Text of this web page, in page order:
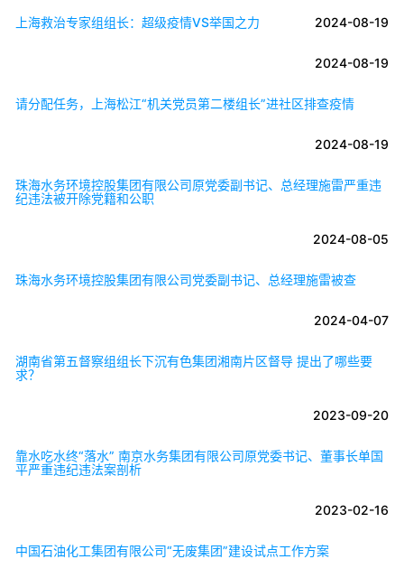
2024-08-19
上海救治专家组组长：超级疫情VS举国之力
2024-08-19
请分配任务，上海松江“机关党员第二楼组长”进社区排查疫情
2024-08-19
珠海水务环境控股集团有限公司原党委副书记、总经理施雷严重违
纪违法被开除党籍和公职
2024-08-05
珠海水务环境控股集团有限公司党委副书记、总经理施雷被查
2024-04-07
湖南省第五督察组组长下沉有色集团湘南片区督导 提出了哪些要
求？
2023-09-20
靠水吃水终“落水” 南京水务集团有限公司原党委书记、董事长单国
平严重违纪违法案剖析
2023-02-16
中国石油化工集团有限公司“无废集团”建设试点工作方案